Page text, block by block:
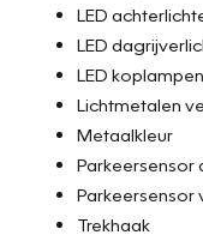
LED
LED
LED koplampen
Lichtmetalen
Metaalkleur
Parkeersensor
Parkeersensor
Trekhaak